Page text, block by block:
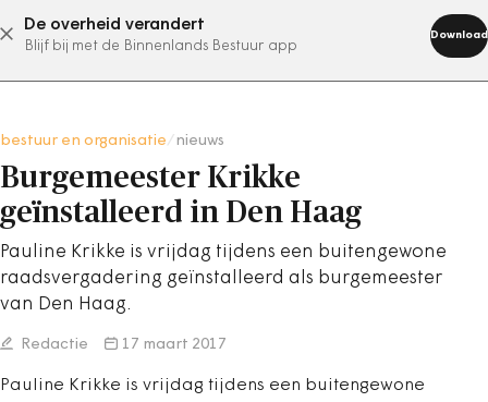
De overheid verandert
Blijf bij met de Binnenlands Bestuur app
Download
abonneer nu
bestuur en organisatie nieuws
Burgemeester Krikke
geïnstalleerd in Den Haag
Pauline Krikke is vrijdag tijdens een buitengewone
raadsvergadering geïnstalleerd als burgemeester
van Den Haag.
Redactie 17 maart 2017
Pauline Krikke is vrijdag tijdens een buitengewone